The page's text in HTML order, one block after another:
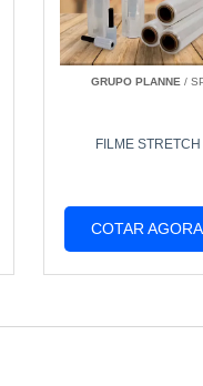
GRUPO PLANNE /
FILME STRETCH
COTAR AGORA